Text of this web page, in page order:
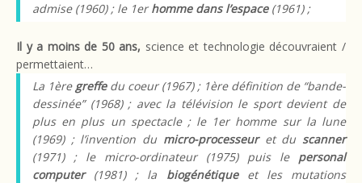
admise (1960) ; le 1erhomme dans l’espace(1961) ;
Il y a moins de 50 ans, science et technologie découvraient /
permettaient…
La 1èregreffe du coeur (1967) ; 1ère définition de “bande-
dessinée” (1968) ; avec la télévision le sport devient de
plus en plus un spectacle ; le 1er homme sur la lune
(1969) ; l’invention du micro-processeuret du scanner
(1971) ; le micro-ordinateur (1975) puis le personal
computer(1981) ; la biogénétique et les mutations